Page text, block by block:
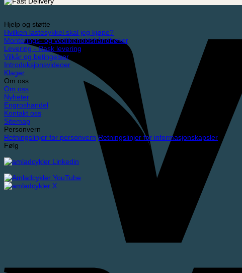
Hjelp og støtte
Hvilken lastesykkel skal jeg kjøpe?
Monterings- og vedlikeholdshåndbøker
Levering - Rask levering
Vilkår og betingelser
Introduksjonsvideoer
Klager
Om oss
Om oss
Nyheter
Engroshandel
Kontakt oss
Sitemap
Personvern
Retningslinjer for personvern Retningslinjer for informasjonskapsler
Følg